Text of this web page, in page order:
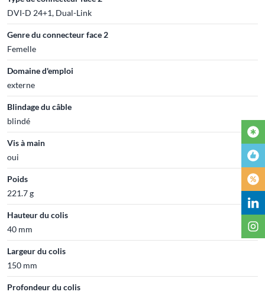
DVI-D 24+1, Dual-Link
Genre du connecteur face 2
Femelle
Domaine d'emploi
externe
Blindage du câble
blindé
Vis à main
oui
Poids
221.7 g
Hauteur du colis
40 mm
Largeur du colis
150 mm
Profondeur du colis